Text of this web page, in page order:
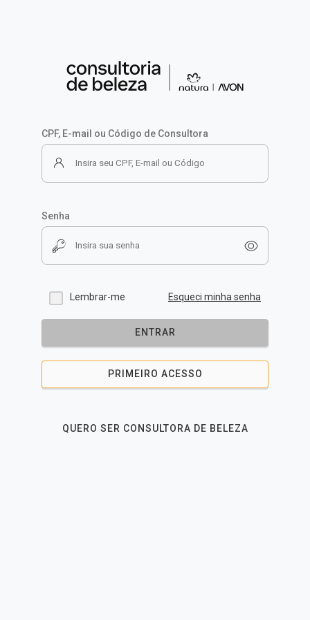
CPF, E-mail ou Código de Consultora
Senha
Lembrar-me Esqueci minha senha
ENTRAR
PRIMEIRO ACESSO
QUERO SER CONSULTORA DE BELEZA